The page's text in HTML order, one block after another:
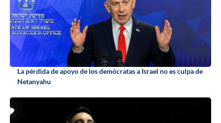
La pérdida de apoyo de los demócratas a Israel no es culpa de
Netanyahu